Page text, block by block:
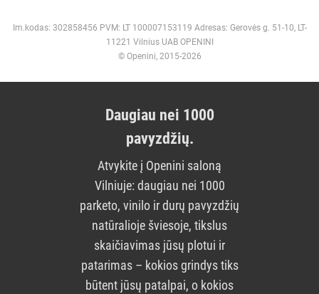
Im.kodas: 302858456 PVM: LT 100007153119 Adresas: Gerovės g. 51-10, LT-
11221 Vilnius UAB OPENINI
© Openini, 2015-2026
Daugiau nei 1000
pavyzdžių.
Atvykite į Openini saloną
Vilniuje: daugiau nei 1000
parketo, vinilo ir durų pavyzdžių
natūralioje šviesoje, tikslus
skaičiavimas jūsų plotui ir
patarimas – kokios grindys tiks
būtent jūsų patalpai, o kokios